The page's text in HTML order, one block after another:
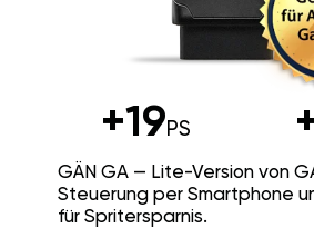
+19PS
GÄN GA — Lite-Version von
Steuerung per Smartphone
für Spritersparnis.